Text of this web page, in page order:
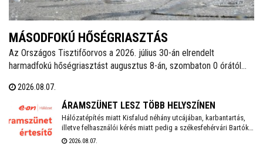
MÁSODFOKÚ HŐSÉGRIASZTÁS
Az Országos Tisztifőorvos a 2026. július 30-án elrendelt
harmadfokú hőségriasztást augusztus 8-án, szombaton 0 órától
marad érvényben. Székesfehérváron továbbra is működnek az
ivókutak, emellett klimatizált helyiségek is várják a lakosságot a
hőségben.
2026.08.07.
ÁRAMSZÜNET LESZ TÖBB HELYSZÍNEN
Hálózatépítés miatt Kisfalud néhány utcájában, karbantartás,
illetve felhasználói kérés miatt pedig a székesfehérvári Bartók
Béla téren, valamint a Bem József utcában és annak környékén
2026.08.07.